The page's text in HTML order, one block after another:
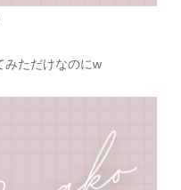
みただけなのにw